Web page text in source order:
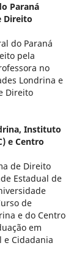
Paraná
Direito
do Paraná
pela
no
Londrina e
Direito
Instituto
e Centro
de Direito
Estadual de
de
e do Centro
em
Cidadania